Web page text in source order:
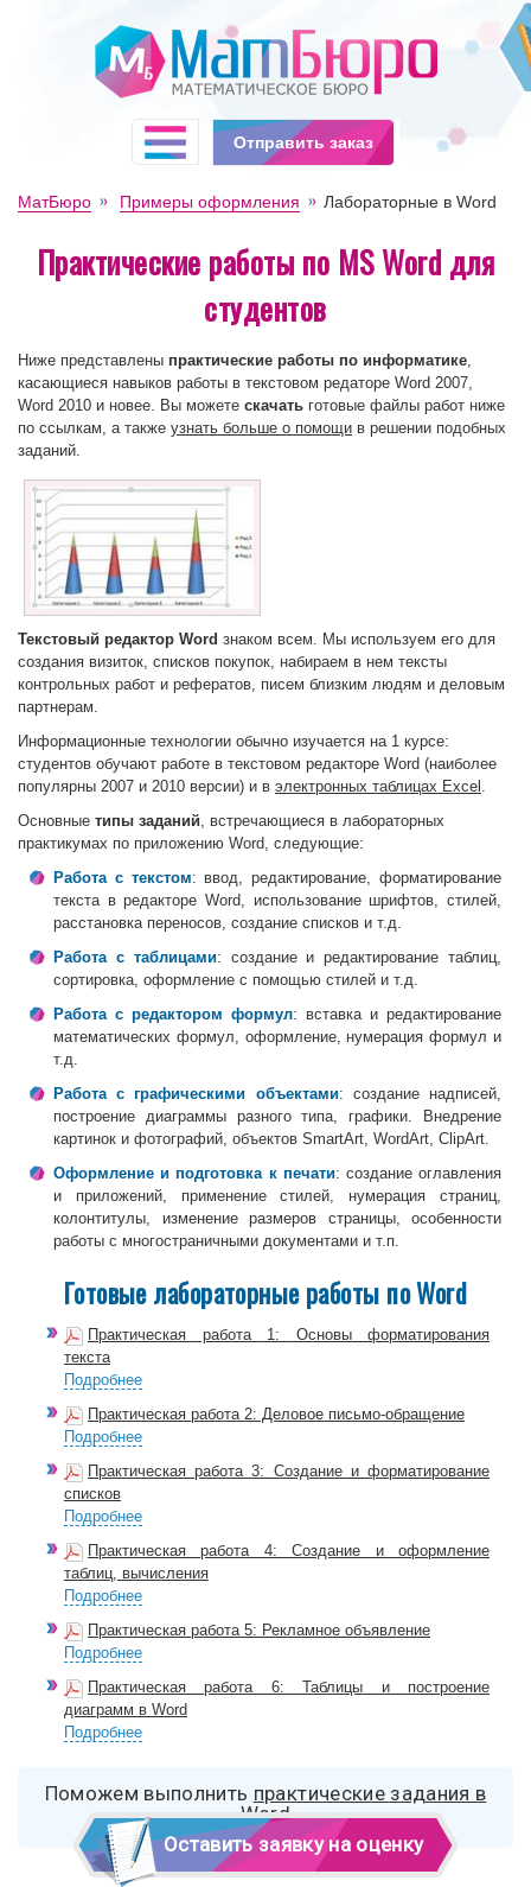
МатБюро Примеры оформления Лабораторные в Word
Практические работы по MS Word для
студентов
Ниже представлены практические работы по информатике,
касающиеся навыков работы в текстовом редаторе Word 2007,
Word 2010 и новее. Вы можете скачать готовые файлы работ ниже
по ссылкам, а также узнать больше о помощи в решении подобных
заданий.
Текстовый редактор Word знаком всем. Мы используем его для
создания визиток, списков покупок, набираем в нем тексты
контрольных работ и рефератов, писем близким людям и деловым
партнерам.
Информационные технологии обычно изучается на 1 курсе:
студентов обучают работе в текстовом редакторе Word (наиболее
популярны 2007 и 2010 версии) и в электронных таблицах Excel .
Основные типы заданий, встречающиеся в лабораторных
практикумах по приложению Word, следующие:
Работа с текстом: ввод, редактирование, форматирование
текста в редакторе Word, использование шрифтов, стилей,
расстановка переносов, создание списков и т.д.
Работа с таблицами: создание и редактирование таблиц,
сортировка, оформление с помощью стилей и т.д.
Работа с редактором формул: вставка и редактирование
математических формул, оформление, нумерация формул и
т.д.
Работа с графическими объектами: создание надписей,
построение диаграммы разного типа, графики. Внедрение
картинок и фотографий, объектов SmartArt, WordArt, ClipArt.
Оформление и подготовка к печати: создание оглавления
и приложений, применение стилей, нумерация страниц,
колонтитулы, изменение размеров страницы, особенности
работы с многостраничными документами и т.п.
Готовые лабораторные работы по Word
Практическая работа 1: Основы форматирования
текста
Подробнее
Практическая работа 2: Деловое письмо-обращение
Подробнее
Практическая работа 3: Создание и форматирование
списков
Подробнее
Практическая работа 4: Создание и оформление
таблиц, вычисления
Подробнее
Практическая работа 5: Рекламное объявление
Подробнее
Практическая работа 6: Таблицы и построение
диаграмм в Word
Подробнее
Поможем выполнить практические задания в
Word
Оставить заявку на оценку
Отправить заказ